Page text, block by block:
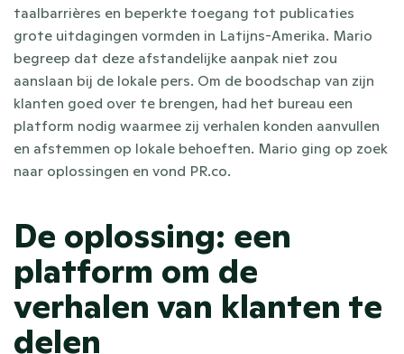
taalbarrières en beperkte toegang tot publicaties
grote uitdagingen vormden in Latijns-Amerika. Mario
begreep dat deze afstandelijke aanpak niet zou
aanslaan bij de lokale pers. Om de boodschap van zijn
klanten goed over te brengen, had het bureau een
platform nodig waarmee zij verhalen konden aanvullen
en afstemmen op lokale behoeften. Mario ging op zoek
naar oplossingen en vond PR.co.
De oplossing: een
platform om de
verhalen van klanten te
delen